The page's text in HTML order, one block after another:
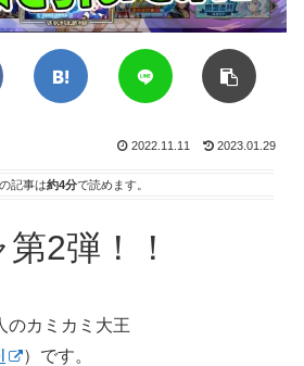
2022.11.11 2023.01.29
記事は約4分で読めます。
2弾！！
のカミカミ大王
）です。